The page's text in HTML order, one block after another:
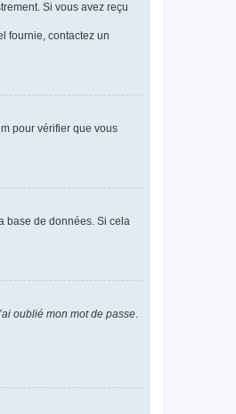
Si vous avez reçu
fournie, contactez un
pour vérifier que vous
base de données. Si cela
oublié mon mot de passe.